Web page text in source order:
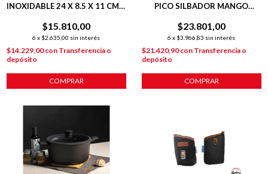
INOXIDABLE 24 X 8.5 X 11 CM 4
$15.810,00
6 x $2.635,00 sin interés
$14.229,00con Transferencia o
depósito
COMPRAR
PICO SILBADOR MANGO
$23.801,00
6 x $3.966,83 sin interés
$21.420,90con Transferencia o
depósito
COMPRAR